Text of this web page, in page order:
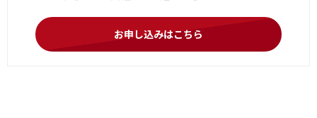
お申し込みはこちら